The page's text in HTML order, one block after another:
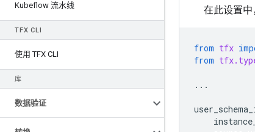
Kubeflow 流水线
TFX CLI
使用 TFX CLI
库
数据验证
在此设置中
from tfx
from
...